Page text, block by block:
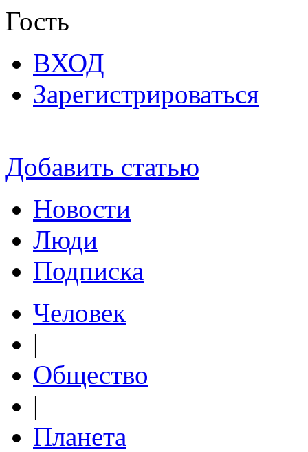
Гость
ВХОД
Зарегистрироваться
Добавить статью
Новости
Люди
Подписка
Человек
|
Общество
|
Планета